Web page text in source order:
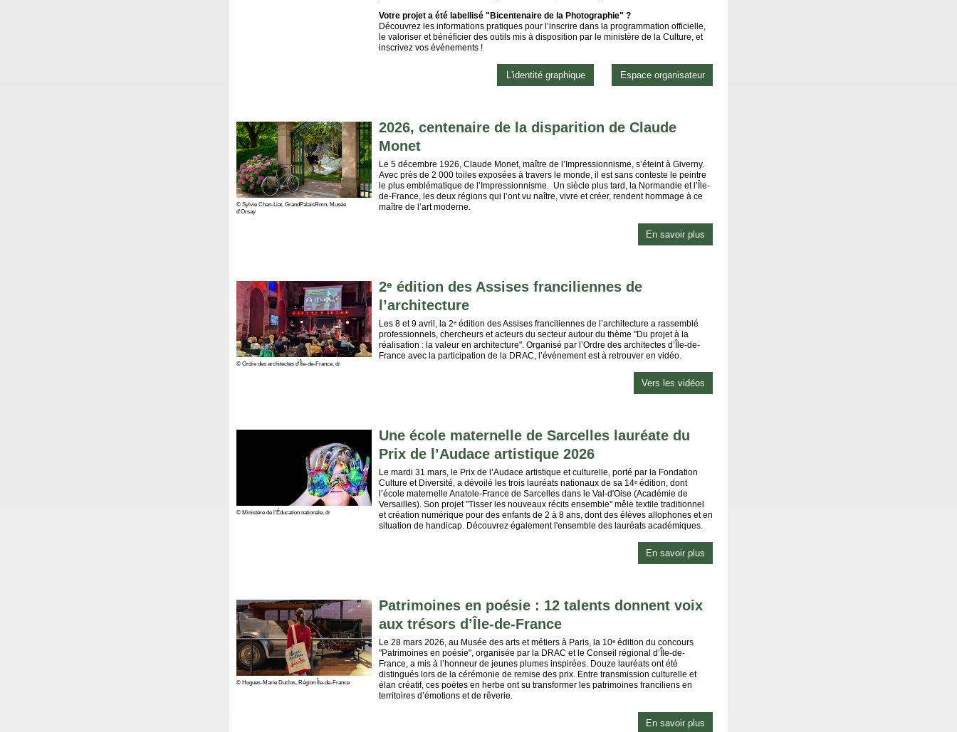
Votre projet a été labellisé "Bicentenaire de la Photographie" ?
Découvrez les informations pratiques pour l’inscrire dans la programmation officielle,
le valoriser et bénéficier des outils mis à disposition par le ministère de la Culture, et
inscrivez vos événements !
L'identité graphique Espace organisateur
© Sylvie Chan-Liat, GrandPalaisRmn, Musée
d'Orsay
2026, centenaire de la disparition de Claude
Monet
Le 5 décembre 1926, Claude Monet, maître de l’Impressionnisme, s’éteint à Giverny.
Avec près de 2 000 toiles exposées à travers le monde, il est sans conteste le peintre
le plus emblématique de l’Impressionnisme. Un siècle plus tard, la Normandie et l’Île-
de-France, les deux régions qui l’ont vu naître, vivre et créer, rendent hommage à ce
maître de l’art moderne.
En savoir plus
© Ordre des architectes d'Île-de-France, dr
2ᵉ édition des Assises franciliennes de
l’architecture
Les 8 et 9 avril, la 2ᵉ édition des Assises franciliennes de l’architecture a rassemblé
professionnels, chercheurs et acteurs du secteur autour du thème "Du projet à la
réalisation : la valeur en architecture". Organisé par l’Ordre des architectes d’Île-de-
France avec la participation de la DRAC, l’événement est à retrouver en vidéo.
Vers les vidéos
© Ministère de l'Éducation nationale, dr
Une école maternelle de Sarcelles lauréate du
Prix de l’Audace artistique 2026
Le mardi 31 mars, le Prix de l’Audace artistique et culturelle, porté par la Fondation
Culture et Diversité, a dévoilé les trois lauréats nationaux de sa 14ᵉ édition, dont
l’école maternelle Anatole-France de Sarcelles dans le Val-d'Oise (Académie de
Versailles). Son projet "Tisser les nouveaux récits ensemble" mêle textile traditionnel
et création numérique pour des enfants de 2 à 8 ans, dont des élèves allophones et en
situation de handicap. Découvrez également l'ensemble des lauréats académiques.
En savoir plus
© Hugues-Marie Duclos, Région Île-de-France
Patrimoines en poésie : 12 talents donnent voix
aux trésors d’ÎIe-de-France
Le 28 mars 2026, au Musée des arts et métiers à Paris, la 10ᵉ édition du concours
"Patrimoines en poésie", organisée par la DRAC et le Conseil régional d’Île-de-
France, a mis à l’honneur de jeunes plumes inspirées. Douze lauréats ont été
distingués lors de la cérémonie de remise des prix. Entre transmission culturelle et
élan créatif, ces poètes en herbe ont su transformer les patrimoines franciliens en
territoires d’émotions et de rêverie.
En savoir plus